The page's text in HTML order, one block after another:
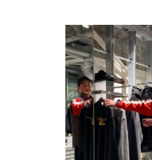
ワーキング
ウォーキングシューズ
ライフスタイルグッズ
インナー
寝具／ミズノスリープ
アウトドア／レイン